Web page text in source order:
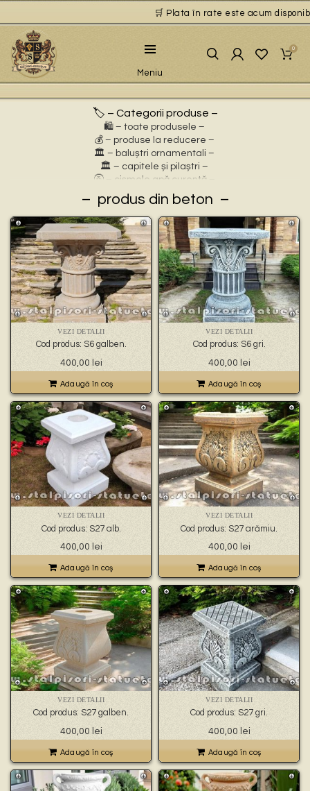
🛒 Plata în rate este acum
Meniu
0
🏷️ – Categorii produse –
🛍️ – toate produsele –
💰 – produse la reducere –
🏛 – baluștri ornamentali –
🏛 – capitele și pilaștri –
🚰 – cișmele apă curentă –
⛲ – fântâni arteziene –
🎀 – idei de cadouri –
🪴 – jardiniere cu personaje –
🌸 – jardiniere pentru flori –
🏗 – socluri și stative –
🦌 – statuete animale sălbatice –
🐕 – statuete animale domestice –
🧘 – statuete buddha –
🧺 – statuete cu coșulețe –
🐉 – statuete gargoyles –
👼 – statuete religioase și îngerași –
🦜 – statuete păsări –
💧 – statuete pentru fântâni –
🍄 – statuete pitici și troli –
🏺 – vaze pentru flori –
produs din beton
VEZI DETALII
Cod produs: S6 galben.
400,00 lei
Adaugă în coş
VEZI DETALII
Cod produs: S6 gri.
400,00 lei
Adaugă în coş
VEZI DETALII
Cod produs: S27 alb.
400,00 lei
Adaugă în coş
VEZI DETALII
Cod produs: S27 arămiu.
400,00 lei
Adaugă în coş
VEZI DETALII
Cod produs: S27 galben.
400,00 lei
Adaugă în coş
VEZI DETALII
Cod produs: S27 gri.
400,00 lei
Adaugă în coş